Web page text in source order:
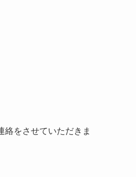
をさせていただきま